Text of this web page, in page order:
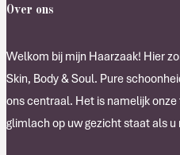
Over ons
Welkom bij mijn Haarzaak! Hier
Skin, Body & Soul. Pure
ons centraal. Het is namelijk
glimlach op uw gezicht staat als u